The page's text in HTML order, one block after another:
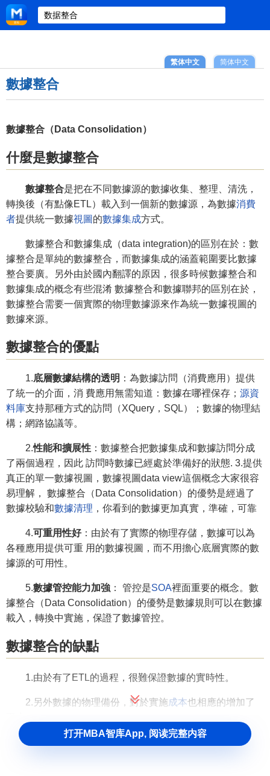
简体中文
繁体中文
數據整合
數據整合（Data Consolidation）
什麼是數據整合
數據整合是把在不同數據源的數據收集、整理、清洗，
轉換後（有點像ETL）載入到一個新的數據源，為數據消費
者提供統一數據視圖 的數據集成方式。
數據整合和數據集成（data integration)的區別在於：數
據整合是單純的數據整合，而數據集成的涵蓋範圍要比數據
整合要廣。另外由於國內翻譯的原因，很多時候數據整合和
數據集成的概念有些混淆 數據整合和數據聯邦的區別在於，
數據整合需要一個實際的物理數據源來作為統一數據視圖的
數據來源。
數據整合的優點
1.底層數據結構的透明 ：為數據訪問（消費應用）提供
了統一的介面，消 費應用無需知道：數據在哪裡保存； 源資
料庫支持那種方式的訪問（XQuery，SQL）；數據的物理結
構；網路協議等。
2.性能和擴展性 ：數據整合把數據集成和數據訪問分成
了兩個過程，因此 訪問時數據已經處於準備好的狀態. 3.提供
真正的單一數據視圖，數據視圖data view這個概念大家很容
易理解， 數據整合（Data Consolidation）的優勢是經過了
數據校驗和數據清理 ，你看到的數據更加真實，準確，可靠
4.可重用性好：由於有了實際的物理存儲，數據可以為
各種應用提供可重 用的數據視圖，而不用擔心底層實際的數
據源的可用性。
5.數據管控能力加強 ： 管控是SOA裡面重要的概念。數
據整合（Data Consolidation）的優勢是數據規則可以在數據
載入，轉換中實施，保證了數據管控。
數據整合的缺點
1.由於有了ETL的過程，很難保證數據的實時性。
2.另外數據的物理備份，對於實施成本也相應的增加了
打开MBA智库App, 阅读完整内容